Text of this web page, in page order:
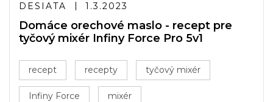
DESIATA 1.3.2023
Domáce orechové maslo - recept pre
tyčový mixér Infiny Force Pro 5v1
recept recepty tyčový mixér
Infiny Force mixér